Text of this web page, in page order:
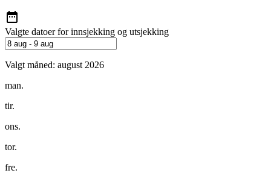
Valgte datoer for innsjekking og utsjekking
Valgt måned: august 2026
man.
tir.
ons.
tor.
fre.